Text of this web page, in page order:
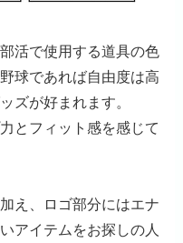
活で使用する道具の色
球であれば自由度は高
ズが好まれます。
とフィット感を感じて
え、ロゴ部分にはエナ
アイテムをお探しの人